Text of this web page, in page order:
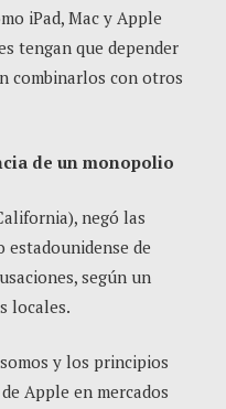
iPad, Mac y Apple
tengan que depender
combinarlos con otros
de un monopolio
negó las
estadounidense de
según un
locales.
y los principios
Apple en mercados